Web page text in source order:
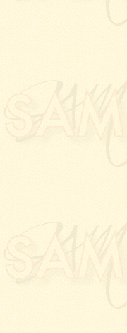
à la
à l'
à la